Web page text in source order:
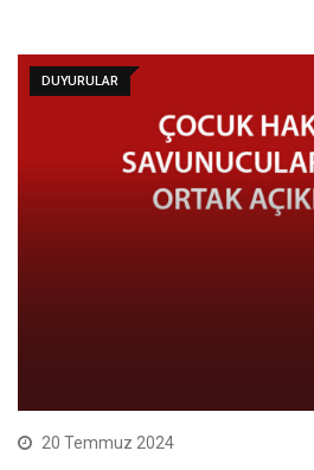
DUYURULAR
20 Temmuz 2024